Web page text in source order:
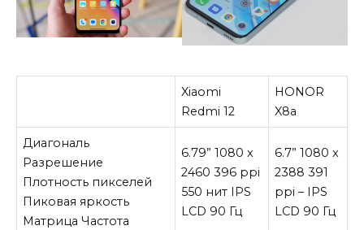
Xiaomi
Redmi 12
HONOR
X8a
Диагональ
Разрешение
Плотность пикселей
Пиковая яркость
Матрица Частота
6.79” 1080 x
2460 396 ppi
550 нит IPS
LCD 90 Гц
6.7” 1080 x
2388 391
ppi – IPS
LCD 90 Гц